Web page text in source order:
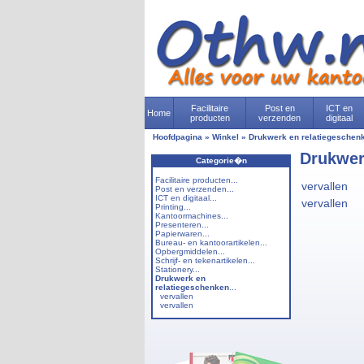
Home
Facilitaire
producten
Post en
verzenden
ICT en
digitaal
Hoofdpagina » Winkel » Drukwerk en
Categorie�n
Facilitaire producten...
Post en verzenden...
ICT en digitaal...
Printing...
Kantoormachines...
Presenteren...
Papierwaren...
Bureau- en kantoorartikelen...
Opbergmiddelen...
Schrijf- en tekenartikelen...
Stationery...
Drukwerk en
relatiegeschenken
vervallen
vervallen
vervallen
vervallen